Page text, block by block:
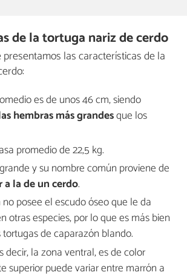
de la tortuga nariz de cerdo
las características de la
es de unos 46 cm, siendo
hembras más grandesque los
promedio de 22,5 kg.
y su nombre común proviene de
a la de un cerdo.
posee el escudo óseo que le da
otras especies, por lo que es más bien
de caparazón blando.
decir, la zona ventral, es de color
superior puede variar entre marrón a